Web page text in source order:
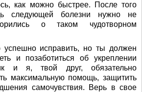
как можно быстрее. После того
следующей болезни нужно не
о таком чудотворном
исправить, но ты должен
и позаботиться об укреплении
и я, твой друг, обязательно
максимальную помощь, защитить
самочувствия. Верь в свое